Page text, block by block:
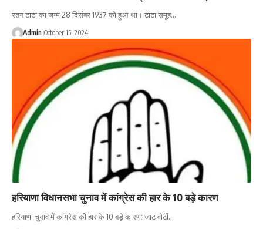
रतन टाटा का जन्म 28 दिसंबर 1937 को हुआ था। टाटा समूह…
Admin October 15, 2024
हरियाणा विधानसभा चुनाव में कांग्रेस की हार के 10 बड़े कारण
हरियाणा चुनाव में कांग्रेस की हार के 10 बड़े कारण: जाट वोटों…